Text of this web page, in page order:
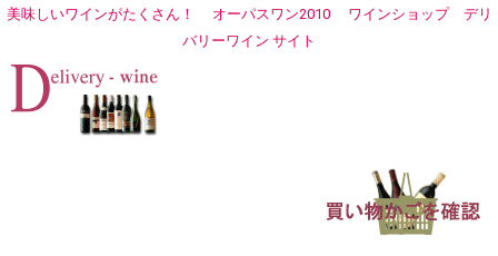
美味しいワインがたくさん！ オーパスワン2010 ワインショップ デリ
バリーワイン サイト